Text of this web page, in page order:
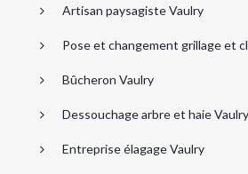
Artisan paysagiste Vaulry
Pose et changement grillage et
Bûcheron Vaulry
Dessouchage arbre et haie Vaulry
Entreprise élagage Vaulry